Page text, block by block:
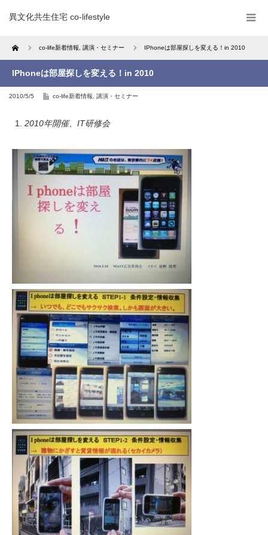
異文化共生住宅 co-lifestyle
Home co-life新着情報 講演・セミナー IPhoneは部屋探しを変える！in 2010
IPhoneは部屋探しを変える！in 2010
2010/5/5 co-life新着情報 講演・セミナー
2010年開催、IT研修会